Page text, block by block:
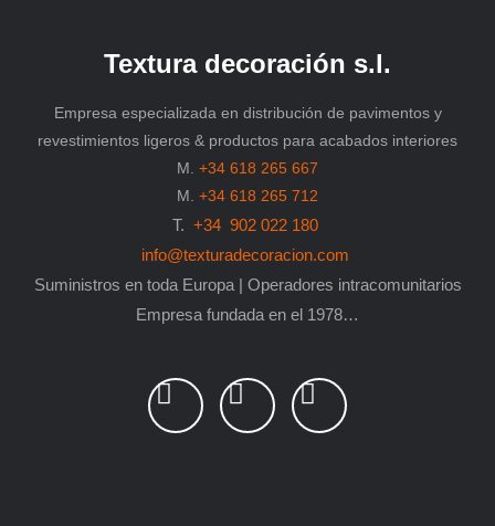
Textura decoración s.l.
Empresa especializada en distribución de pavimentos y
revestimientos ligeros & productos para acabados interiores
M. +34 618 265 667
M. +34 618 265 712
T. +34 902 022 180
info@texturadecoracion.com
Suministros en toda Europa | Operadores intracomunitarios
Empresa fundada en el 1978…
L
P
F